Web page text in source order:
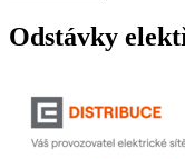
Odstávky